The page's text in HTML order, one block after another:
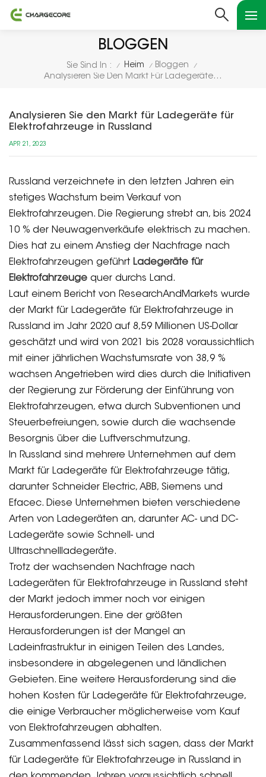
BLOGGEN
Sie Sind In : / Heim / Bloggen /
Analysieren Sie Den Markt Für Ladegeräte Für Elektrofahrzeuge In Russland
Analysieren Sie den Markt für Ladegeräte für
Elektrofahrzeuge in Russland
APR 21, 2023
Russland verzeichnete in den letzten Jahren ein
stetiges Wachstum beim Verkauf von
Elektrofahrzeugen. Die Regierung strebt an, bis 2024
10 % der Neuwagenverkäufe elektrisch zu machen.
Dies hat zu einem Anstieg der Nachfrage nach
Elektrofahrzeugen geführt Ladegeräte für
Elektrofahrzeuge quer durchs Land.
Laut einem Bericht von ResearchAndMarkets wurde
der Markt für Ladegeräte für Elektrofahrzeuge in
Russland im Jahr 2020 auf 8,59 Millionen US-Dollar
geschätzt und wird von 2021 bis 2028 voraussichtlich
mit einer jährlichen Wachstumsrate von 38,9 %
wachsen Angetrieben wird dies durch die Initiativen
der Regierung zur Förderung der Einführung von
Elektrofahrzeugen, etwa durch Subventionen und
Steuerbefreiungen, sowie durch die wachsende
Besorgnis über die Luftverschmutzung.
In Russland sind mehrere Unternehmen auf dem
Markt für Ladegeräte für Elektrofahrzeuge tätig,
darunter Schneider Electric, ABB, Siemens und
Efacec. Diese Unternehmen bieten verschiedene
Arten von Ladegeräten an, darunter AC- und DC-
Ladegeräte sowie Schnell- und
Ultraschnellladegeräte.
Trotz der wachsenden Nachfrage nach
Ladegeräten für Elektrofahrzeuge in Russland steht
der Markt jedoch immer noch vor einigen
Herausforderungen. Eine der größten
Herausforderungen ist der Mangel an
Ladeinfrastruktur in einigen Teilen des Landes,
insbesondere in abgelegenen und ländlichen
Gebieten. Eine weitere Herausforderung sind die
hohen Kosten für Ladegeräte für Elektrofahrzeuge,
die einige Verbraucher möglicherweise vom Kauf
von Elektrofahrzeugen abhalten.
Zusammenfassend lässt sich sagen, dass der Markt
für Ladegeräte für Elektrofahrzeuge in Russland in